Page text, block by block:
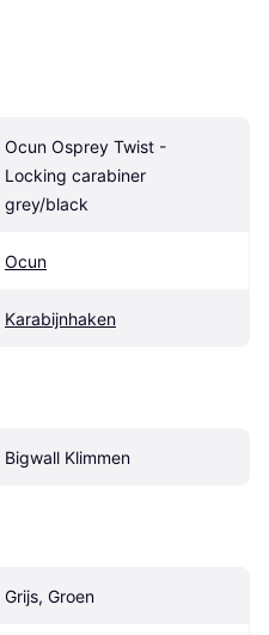
Ocun Osprey Twist -
Locking carabiner
grey/black
Ocun
Karabijnhaken
Bigwall Klimmen
Grijs, Groen